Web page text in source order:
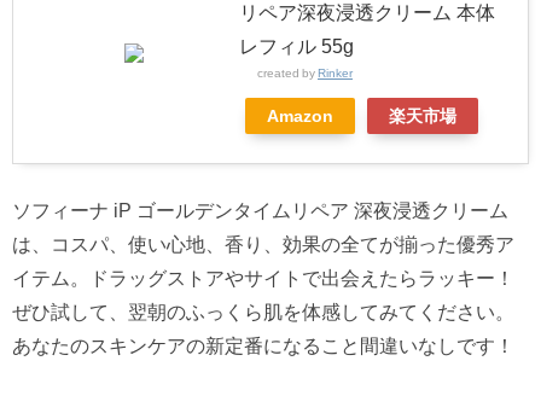
リペア深夜浸透クリーム 本体
レフィル 55g
created by Rinker
Amazon 楽天市場
ソフィーナ iP ゴールデンタイムリペア 深夜浸透クリーム
は、コスパ、使い心地、香り、 効果の全てが揃った優秀ア
イテム。
ドラッグストアやサイトで出会えたらラッキー！
ぜひ試して、 翌朝のふっくら肌を体感してみてください。
あなたのスキンケアの新定番になること間違いなしです！